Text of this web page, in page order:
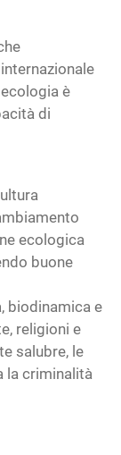
è
di
ecologica
buone
biodinamica e
religioni e
salubre, le
la criminalità